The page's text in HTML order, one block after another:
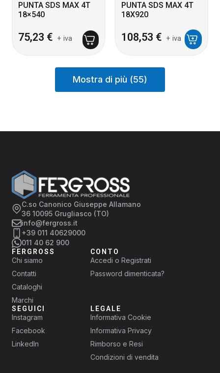
PUNTA SDS MAX 4T
18×540
75,23 € + iva
PUNTA SDS MAX 4T
18X920
108,53 € + iva
Mostra di più (55)
C.so Canonico Giuseppe Allamano
36 10095 Grugliasco (TO)
info@fergross.it
+39 011 40629000
011 40 62 900
FERGROSS
Chi siamo
Contatti
Cataloghi
Marchi
CONTO
Accedi o Registrati
Password dimenticata?
SEGUICI
Instagram
Facebook
LinkedIn
LEGALE
Informativa Cookie
Informativa Privacy
Rimborso e Resi
Condizioni di vendita